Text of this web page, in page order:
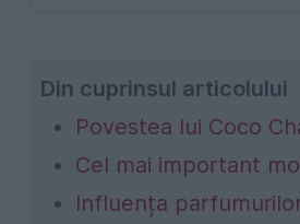
Din cuprinsul articolului
Povestea lui Coco
Cel mai important
Influența